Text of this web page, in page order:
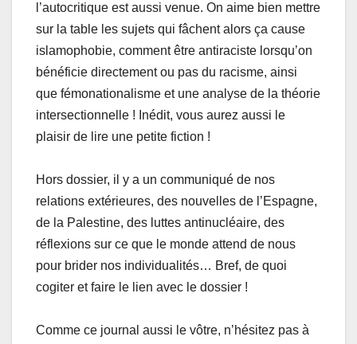
l’autocritique est aussi venue. On aime bien mettre
sur la table les sujets qui fâchent alors ça cause
islamophobie, comment être antiraciste lorsqu’on
bénéficie directement ou pas du racisme, ainsi
que fémonationalisme et une analyse de la théorie
intersectionnelle ! Inédit, vous aurez aussi le
plaisir de lire une petite fiction !
Hors dossier, il y a un communiqué de nos
relations extérieures, des nouvelles de l’Espagne,
de la Palestine, des luttes antinucléaire, des
réflexions sur ce que le monde attend de nous
pour brider nos individualités… Bref, de quoi
cogiter et faire le lien avec le dossier !
Comme ce journal aussi le vôtre, n’hésitez pas à